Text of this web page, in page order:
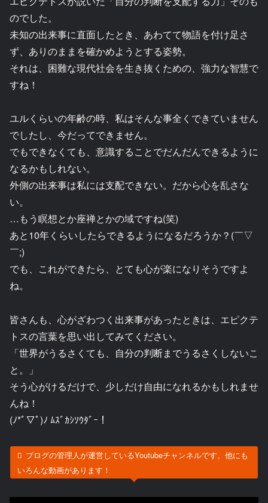
のでした。
未知の出来事に直面したとき、あわてて物語を付け足さ
ず、ありのままを確かめようとする姿勢。
それは、困難な現代社会を生き抜くための、強力な智慧で
すね！
ユルくらいの年齢の時、私はそんな事全くできていません
でしたし、今だってできません。
でもできなくても、意識することでだんだんできるように
なるかもしれない。
外側の出来事は私には支配できない。だから心を乱さな
い。
…もう瞑想とか座禅とかの域ですね(笑)
あと10年くらいしたらできるようになるだろうか？(￣▽
￣;)
でも、これができたら、とても心が楽になりそうですよ
ね。
皆さんも、心がざわつく出来事があったときは、エピクテ
トスの言葉を思い出してみてください。
「世界がうるさくても、自分の判断までうるさくしないこ
と。」
そう心がけるだけで、少しだけ自由になれるかもしれませ
んね！
(ﾉ*ﾟ▽ﾟ)ﾉ ﾑｽﾞｶｼｿｳﾀﾞｰ！
ブログの管理人が運営しているYoutubeチャンネルです。他にも
いろんな動画があります！